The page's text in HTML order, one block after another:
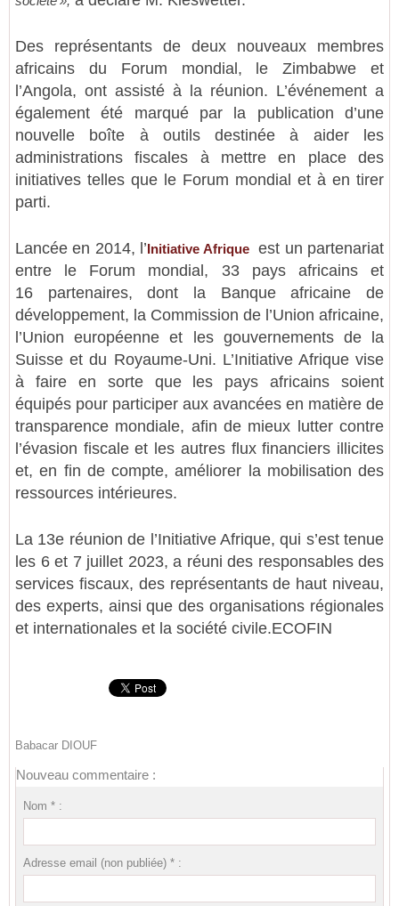
Des représentants de deux nouveaux membres
africains du Forum mondial, le Zimbabwe et
l’Angola, ont assisté à la réunion. L’événement a
également été marqué par la publication d’une
nouvelle boîte à outils destinée à aider les
administrations fiscales à mettre en place des
initiatives telles que le Forum mondial et à en tirer
parti.
Lancée en 2014, l’Initiative Afriqueest un partenariat
entre le Forum mondial, 33 pays africains et
16 partenaires, dont la Banque africaine de
développement, la Commission de l’Union africaine,
l’Union européenne et les gouvernements de la
Suisse et du Royaume-Uni. L’Initiative Afrique vise
à faire en sorte que les pays africains soient
équipés pour participer aux avancées en matière de
transparence mondiale, afin de mieux lutter contre
l’évasion fiscale et les autres flux financiers illicites
et, en fin de compte, améliorer la mobilisation des
ressources intérieures.
La 13e réunion de l’Initiative Afrique, qui s’est tenue
les 6 et 7 juillet 2023, a réuni des responsables des
services fiscaux, des représentants de haut niveau,
des experts, ainsi que des organisations régionales
et internationales et la société civile.ECOFIN
Babacar DIOUF
Nouveau commentaire :
Nom * :
Adresse email (non publiée) * :